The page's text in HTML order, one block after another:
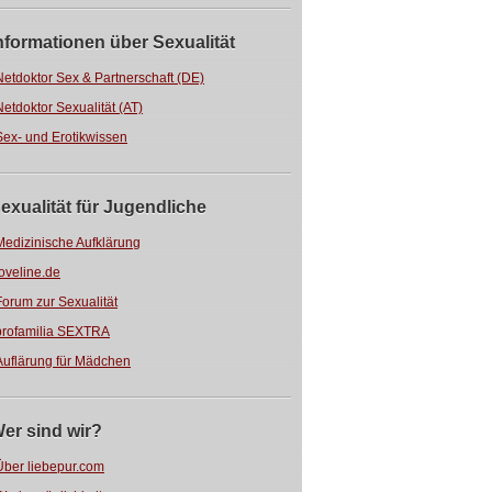
über Sexualität
Sex & Partnerschaft (DE)
Sexualität (AT)
und Erotikwissen
für Jugendliche
Aufklärung
zur Sexualität
SEXTRA
für Mädchen
sind wir?
liebepur.com